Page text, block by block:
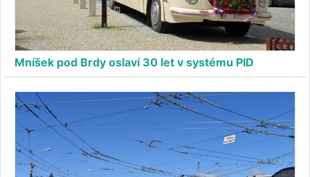
Mníšek pod Brdy oslaví 30 let v systému PID